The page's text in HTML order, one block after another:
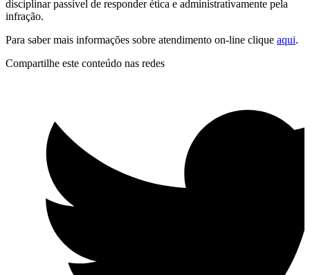
disciplinar passível de responder ética e administrativamente pela
infração.
Para saber mais informações sobre atendimento on-line clique aqui.
Compartilhe este conteúdo nas redes